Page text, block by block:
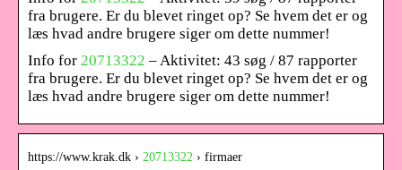
fra brugere. Er du blevet ringet op? Se hvem det er og
læs hvad andre brugere siger om dette nummer!
Info for 20713322 – Aktivitet: 43 søg / 87 rapporter
fra brugere. Er du blevet ringet op? Se hvem det er og
læs hvad andre brugere siger om dette nummer!
https://www.krak.dk › 20713322 › firmaer